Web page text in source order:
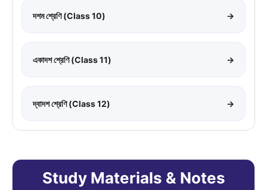
দশম শ্রেণি (Class 10) →
একাদশ শ্রেণি (Class 11) →
দ্বাদশ শ্রেণি (Class 12) →
Study Materials & Notes